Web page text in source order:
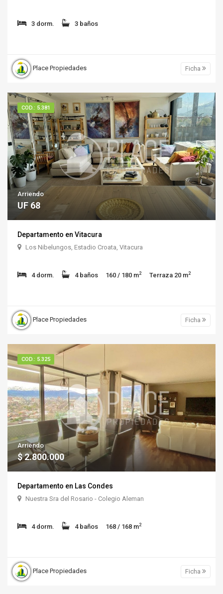
3 dorm. 3 baños
Place Propiedades Ficha
COD.: 5.381
Arriendo
UF 68
Departamento en Vitacura
Los Nibelungos, Estadio Croata, Vitacura
4 dorm. 4 baños 160 / 180 m2 Terraza 20 m2
Place Propiedades Ficha
COD.: 5.325
Arriendo
$ 2.800.000
Departamento en Las Condes
Nuestra Sra del Rosario - Colegio Aleman
4 dorm. 4 baños 168 / 168 m2
Place Propiedades Ficha